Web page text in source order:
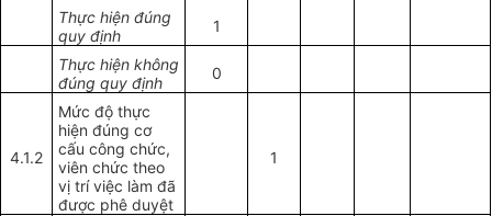
Thực hiện đúng
quy định
1
Thực hiện không
đúng quy định
0
4.1.2
Mức độ thực
hiện đúng cơ
cấu công chức,
viên chức theo
vị trí việc làm đã
được phê duyệt
1